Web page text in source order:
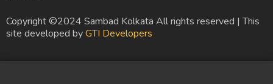
Copyright ©2024 Sambad Kolkata All rights reserved | This
site developed byGTI Developers